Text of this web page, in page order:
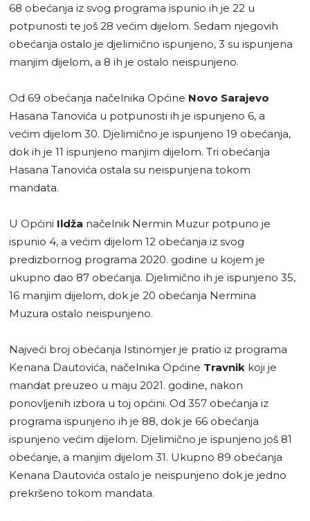
68 obećanja iz svog programa ispunio ih je 22 u
potpunosti te još 28 većim dijelom. Sedam njegovih
obećanja ostalo je djelimično ispunjeno, 3 su ispunjena
manjim dijelom, a 8 ih je ostalo neispunjeno.
Od 69 obećanja načelnika Općine Novo Sarajevo
Hasana Tanovića u potpunosti ih je ispunjeno 6, a
većim dijelom 30. Djelimično je ispunjeno 19 obećanja,
dok ih je 11 ispunjeno manjim dijelom. Tri obećanja
Hasana Tanovića ostala su neispunjena tokom
mandata.
U Općini Ildža načelnik Nermin Muzur potpuno je
ispunio 4, a većim dijelom 12 obećanja iz svog
predizbornog programa 2020. godine u kojem je
ukupno dao 87 obećanja. Djelimično ih je ispunjeno 35,
16 manjim dijelom, dok je 20 obećanja Nermina
Muzura ostalo neispunjeno.
Najveći broj obećanja Istinomjer je pratio iz programa
Kenana Dautovića, načelnika Općine Travnik koji je
mandat preuzeo u maju 2021. godine, nakon
ponovljenih izbora u toj općini. Od 357 obećanja iz
programa ispunjeno ih je 88, dok je 66 obećanja
ispunjeno većim dijelom. Djelimično je ispunjeno još 81
obećanje, a manjim dijelom 31. Ukupno 89 obećanja
Kenana Dautovića ostalo je neispunjeno dok je jedno
prekršeno tokom mandata.